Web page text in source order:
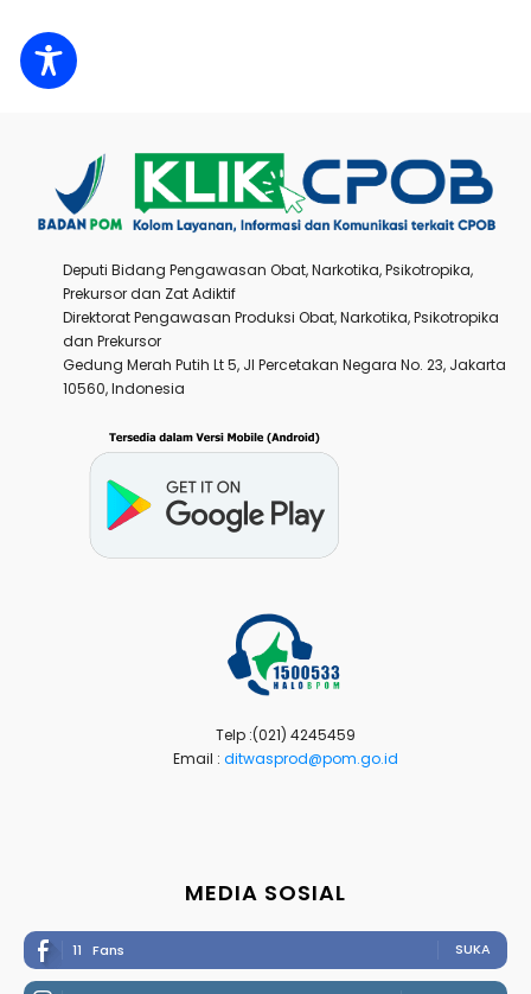
Deputi Bidang Pengawasan Obat, Narkotika, Psikotropika,
Prekursor dan Zat Adiktif
Direktorat Pengawasan Produksi Obat, Narkotika, Psikotropika
dan Prekursor
Gedung Merah Putih Lt 5, Jl Percetakan Negara No. 23, Jakarta
10560, Indonesia
Telp :(021) 4245459
Email : ditwasprod@pom.go.id
MEDIA SOSIAL
11 Fans SUKA